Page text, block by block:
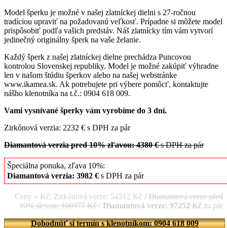
Model šperku je možné v našej zlatníckej dielni s 27-ročnou
tradíciou upraviť na požadovanú veľkosť. Prípadne si môžete model
prispôsobiť podľa vašich predstáv. Náš zlatnícky tím vám vytvorí
jedinečný originálny šperk na vaše želanie.
Každý šperk z našej zlatníckej dielne prechádza Puncovou
kontrolou Slovenskej republiky. Model je možné zakúpiť výhradne
len v našom štúdiu šperkov alebo na našej webstránke
www.ikamea.sk. Ak potrebujete pri výbere pomôcť, kontaktujte
nášho klenotníka na t.č.: 0904 618 009.
Vami vysnívané šperky vám vyrobíme do 3 dní.
Zirkónová verzia: 2232 € s DPH za pár
Diamantová verzia pred 10% zľavou: 4380 €s DPH za pár
Špeciálna ponuka, zľava 10%:
Diamantová verzia: 3982 € s DPH za pár
Ceny v Kč: Zirkónová verze: 54512 Kč / Diamantová verze před
10% slevou: 106977 Kč/ Diamantová verze: 97252 Kč za pár
Dohodnúť si termín s klenotníkom: 0904 618 009